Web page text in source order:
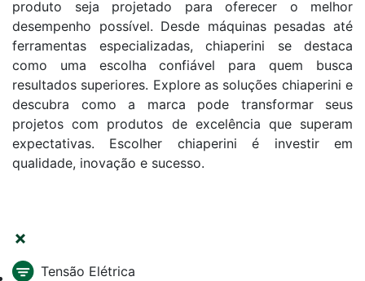
produto seja projetado para oferecer o melhor
desempenho possível. Desde máquinas pesadas até
ferramentas especializadas, chiaperini se destaca
como uma escolha confiável para quem busca
resultados superiores. Explore as soluções chiaperini e
descubra como a marca pode transformar seus
projetos com produtos de excelência que superam
expectativas. Escolher chiaperini é investir em
qualidade, inovação e sucesso.
Tensão Elétrica